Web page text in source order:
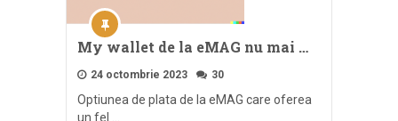
My wallet de la eMAG nu mai …
24 octombrie 2023 30
Optiunea de plata de la eMAG care oferea
un fel …